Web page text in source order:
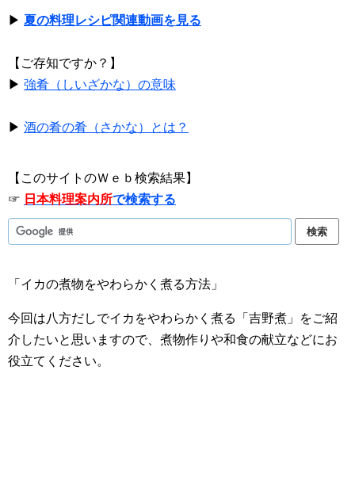
▶ 夏の料理レシピ関連動画を見る
【ご存知ですか？】
▶ 強肴（しいざかな）の意味
▶ 酒の肴の肴（さかな）とは？
【このサイトのＷｅｂ検索結果】
☞ 日本料理案内所で検索する
「イカの煮物をやわらかく煮る方法」
今回は八方だしでイカをやわらかく煮る「吉野煮」をご紹
介したいと思いますので、煮物作りや和食の献立などにお
役立てください。